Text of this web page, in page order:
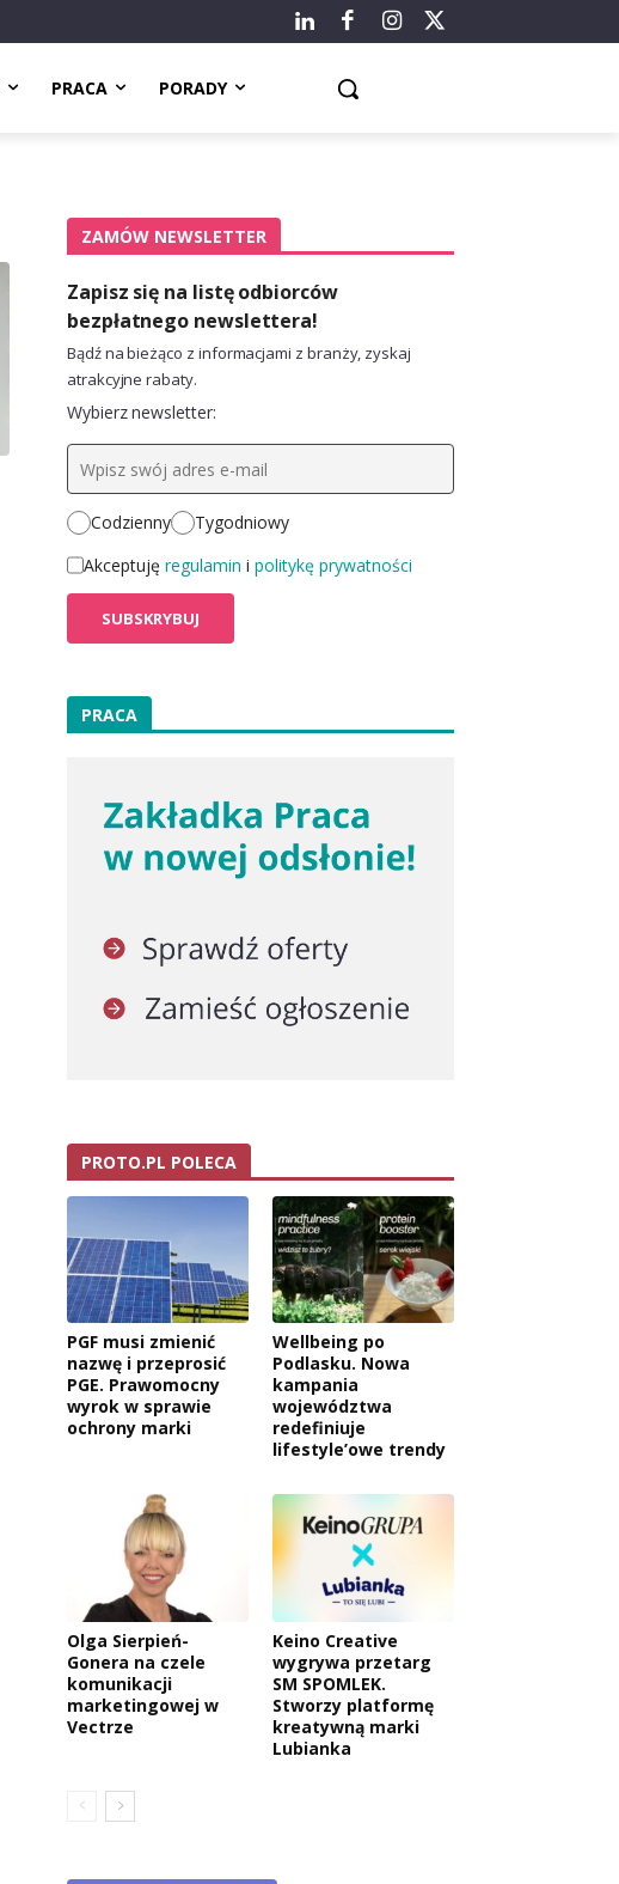
PRACA PORADY
ZAMÓW NEWSLETTER
Zapisz się na listę odbiorców
bezpłatnego newslettera!
Bądź na bieżąco z informacjami z branży, zyskaj
atrakcyjne rabaty.
Wybierz newsletter:
Codzienny
Tygodniowy
Akceptuję regulamin i politykę prywatności
PRACA
PROTO.PL POLECA
PGF musi zmienić
nazwę i przeprosić
PGE. Prawomocny
wyrok w sprawie
ochrony marki
Wellbeing po
Podlasku. Nowa
kampania
województwa
redefiniuje
lifestyle’owe trendy
Olga Sierpień-
Gonera na czele
komunikacji
marketingowej w
Vectrze
Keino Creative
wygrywa przetarg
SM SPOMLEK.
Stworzy platformę
kreatywną marki
Lubianka